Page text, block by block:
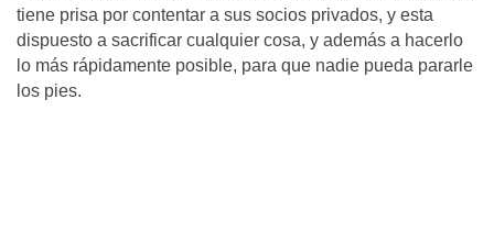
tiene prisa por contentar a sus socios privados, y esta
dispuesto a sacrificar cualquier cosa, y además a hacerlo
lo más rápidamente posible, para que nadie pueda pararle
los pies.